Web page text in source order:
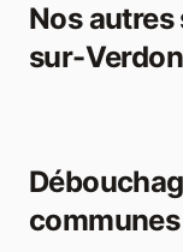
Nos autres
sur-Verdon